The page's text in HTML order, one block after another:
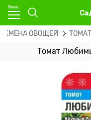
СЕМЕНА ОВОЩЕЙ ТОМАТ
Томат